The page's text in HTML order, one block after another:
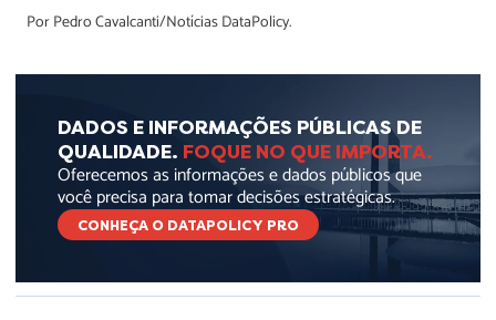
Por Pedro Cavalcanti/Notícias DataPolicy.
DADOS E INFORMAÇÕES PÚBLICAS DE
QUALIDADE. FOQUE NO QUE IMPORTA.
Oferecemos as informações e dados públicos que
você precisa para tomar decisões estratégicas.
CONHEÇA O DATAPOLICY PRO